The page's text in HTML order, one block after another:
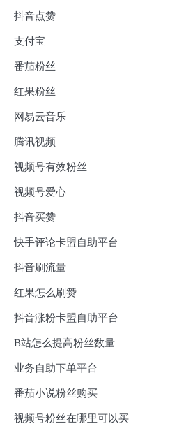
抖音点赞
支付宝
番茄粉丝
红果粉丝
网易云音乐
腾讯视频
视频号有效粉丝
视频号爱心
抖音买赞
快手评论卡盟自助平台
抖音刷流量
红果怎么刷赞
抖音涨粉卡盟自助平台
B站怎么提高粉丝数量
业务自助下单平台
番茄小说粉丝购买
视频号粉丝在哪里可以买